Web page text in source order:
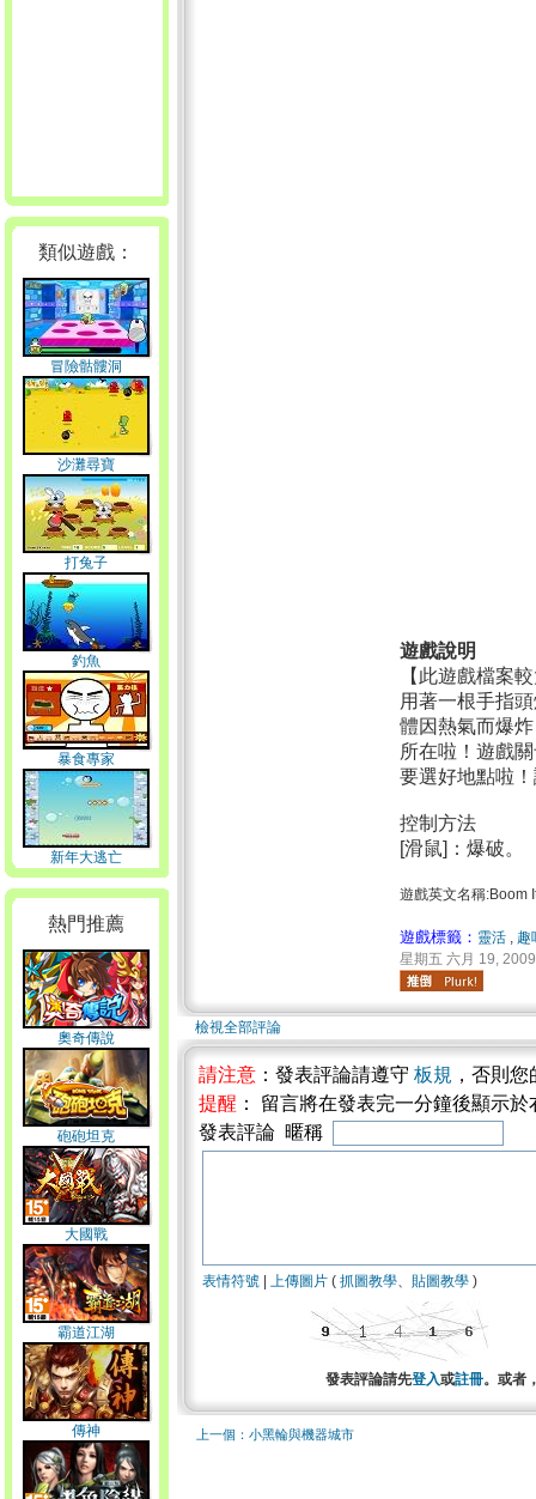
類似遊戲：
冒險骷髏洞
沙灘尋寶
打兔子
釣魚
暴食專家
新年大逃亡
熱門推薦
奧奇傳說
砲砲坦克
大國戰
霸道江湖
傳神
遊戲說明
【此遊戲檔案
用著一根手指
體因熱氣而爆
所在啦！遊戲
要選好地點啦
控制方法
[滑鼠]：爆破。
遊戲英文名稱:Boom
遊戲標籤： 靈活 , 趣
星期五 六月 19,
檢視全部評論
請注意 ：發表評論請遵守 板規 ，否則
提醒 ： 留言將在發表完一分鐘後顯示
發表評論 暱稱
表情符號 上傳圖片 ( 抓圖教學、 貼圖教學 )
發表評論請先登入或註冊。或者
上一個：小黑輪與機器城市